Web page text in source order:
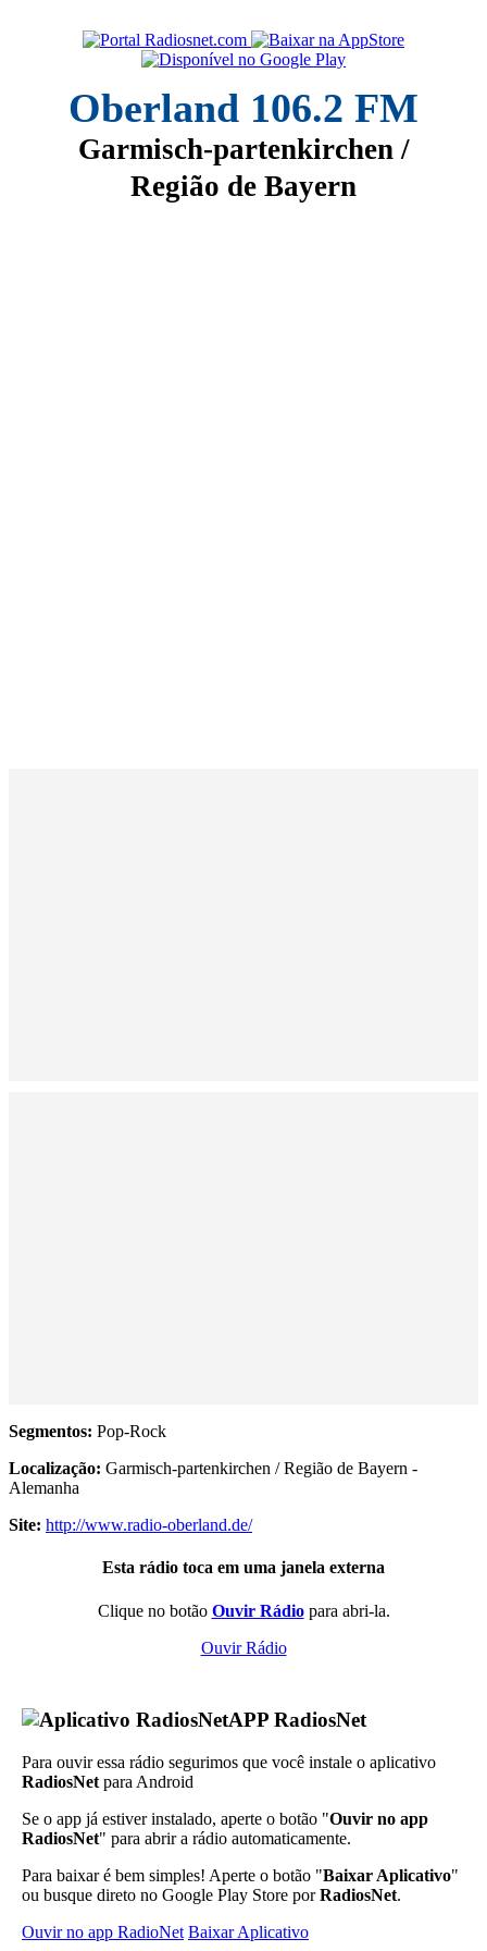
Oberland 106.2 FM
Garmisch-partenkirchen /
Região de Bayern
Segmentos: Pop-Rock
Localização: Garmisch-partenkirchen / Região de Bayern -
Alemanha
Site: http://www.radio-oberland.de/
Esta rádio toca em uma janela externa
Clique no botão Ouvir Rádiopara abri-la.
Ouvir Rádio
APP RadiosNet
Para ouvir essa rádio segurimos que você instale o aplicativo
RadiosNet para Android
Se o app já estiver instalado, aperte o botão "Ouvir no app
RadiosNet" para abrir a rádio automaticamente.
Para baixar é bem simples! Aperte o botão "Baixar Aplicativo"
ou busque direto no Google Play Store porRadiosNet.
Ouvir no app RadioNet Baixar Aplicativo